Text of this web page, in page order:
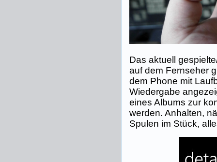
Das aktuell
auf dem Fernseher
dem Phone mit
Wiedergabe
eines Albums zur
werden. Anhalten,
Spulen im Stück,